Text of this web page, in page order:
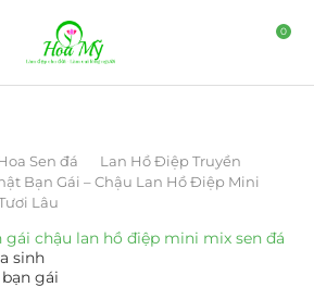
0
Sen đá
Lan Hồ Điệp Truyền
Bạn Gái – Chậu Lan Hồ Điệp Mini
Lâu